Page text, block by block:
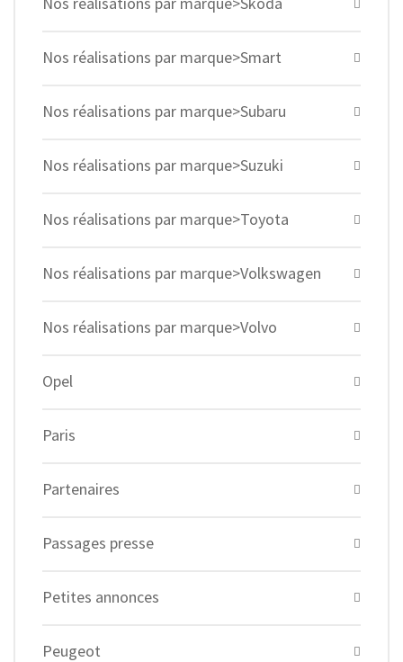
Nos réalisations par marque>Smart
Nos réalisations par marque>Subaru
Nos réalisations par marque>Suzuki
Nos réalisations par marque>Toyota
Nos réalisations par marque>Volkswagen
Nos réalisations par marque>Volvo
Opel
Paris
Partenaires
Passages presse
Petites annonces
Peugeot